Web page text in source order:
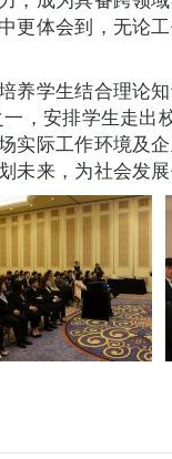
更体会到，无论
养学生结合理论
，安排学生走
实际工作环境及
未来，为社会发展